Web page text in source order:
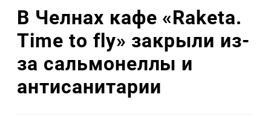
В Челнах кафе «Raketa.
Time to fly» закрыли из-
за сальмонеллы и
антисанитарии